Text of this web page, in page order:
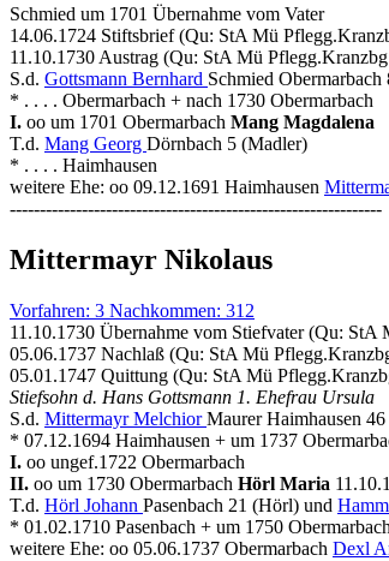
Schmied um 1701 Übernahme vom Vater
14.06.1724 Stiftsbrief (Qu: StA Mü
11.10.1730 Austrag (Qu: StA Mü
S.d. Gottsmann Bernhard Schmied
* . . . . Obermarbach + nach 1730 Obermarbach
I. oo um 1701 Obermarbach Mang Magdalena
T.d. Mang Georg Dörnbach 5 (Madler)
* . . . . Haimhausen
weitere Ehe: oo 09.12.1691 Haimhausen
--------------------------------------------------------------
Mittermayr Nikolaus
Vorfahren: 3 Nachkommen: 312
11.10.1730 Übernahme vom Stiefvater (Qu: StA
05.06.1737 Nachlaß (Qu: StA Mü
05.01.1747 Quittung (Qu: StA Mü
Stiefsohn d. Hans Gottsmann 1. Ehefrau Ursula
S.d. Mittermayr MelchiorMaurer Haimhausen
* 07.12.1694 Haimhausen + um 1737
I. oo ungef.1722 Obermarbach
II. oo um 1730 Obermarbach Hörl Maria
T.d. Hörl Johann Pasenbach 21 (Hörl) und
* 01.02.1710 Pasenbach + um 1750 Obermarbach
weitere Ehe: oo 05.06.1737 Obermarbach Dexl